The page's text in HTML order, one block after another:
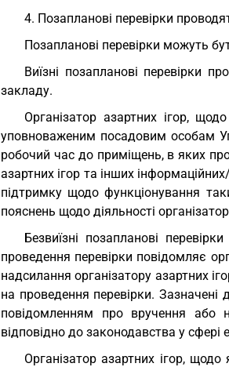
4. Позапланові перевірки
Позапланові перевірки можуть
Виїзні позапланові перевірки
закладу.
Організатор азартних ігор,
уповноваженим посадовим особам
робочий час до приміщень, в яких
азартних ігор та інших
підтримку щодо функціонування
пояснень щодо діяльності
Безвиїзні позапланові
проведення перевірки повідомляє
надсилання організатору азартних
на проведення перевірки.
повідомленням про вручення або
відповідно до законодавства у сфері
Організатор азартних ігор,